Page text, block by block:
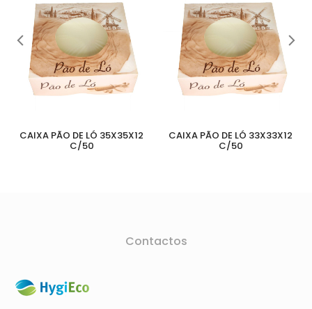
CAIXA PÃO DE LÓ 35X35X12
C/50
CAIXA PÃO DE LÓ 33X33X12
C/50
Contactos